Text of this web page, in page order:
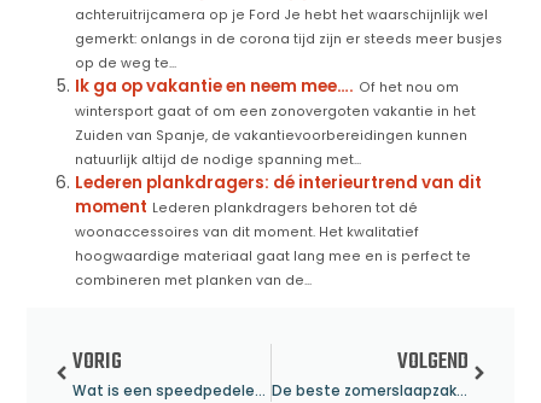
achteruitrijcamera op je Ford Je hebt het waarschijnlijk wel
gemerkt: onlangs in de corona tijd zijn er steeds meer busjes
op de weg te...
Ik ga op vakantie en neem mee…. Of het nou om
wintersport gaat of om een zonovergoten vakantie in het
Zuiden van Spanje, de vakantievoorbereidingen kunnen
natuurlijk altijd de nodige spanning met...
Lederen plankdragers: dé interieurtrend van dit
moment Lederen plankdragers behoren tot dé
woonaccessoires van dit moment. Het kwalitatief
hoogwaardige materiaal gaat lang mee en is perfect te
combineren met planken van de...
VORIG
Wat is een speedpedelec? Dit is het verschil met een reguliere e-bike!
VOLGEND
De beste zomerslaapzak kiezen